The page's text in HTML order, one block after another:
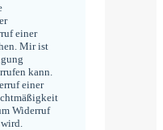
einer
Mir ist
kann.
einer
Widerruf